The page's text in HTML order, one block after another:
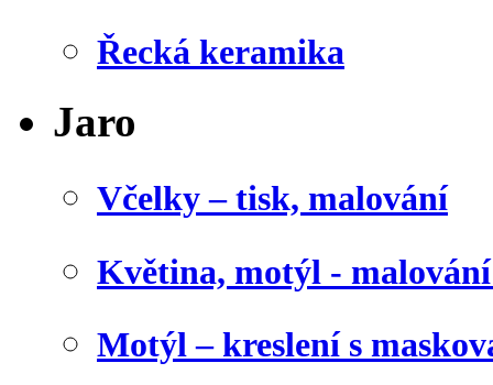
Řecká keramika
Jaro
Včelky – tisk, malování
Květina, motýl -
Motýl – kreslení s